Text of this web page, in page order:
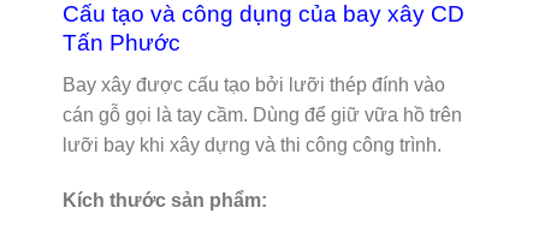
Cấu tạo và công dụng của bay xây CD
Tấn Phước
Bay xây được cấu tạo bởi lưỡi thép đính vào
cán gỗ gọi là tay cầm. Dùng để giữ vữa hồ trên
lưỡi bay khi xây dựng và thi công công trình.
Kích thước sản phẩm: